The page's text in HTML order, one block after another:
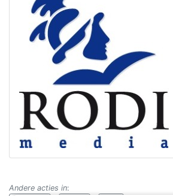
Andere acties in: